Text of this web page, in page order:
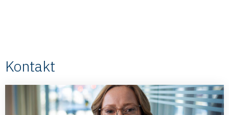
Kontakt